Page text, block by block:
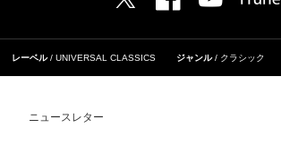
レーベル UNIVERSAL CLASSICS ジャンル クラシック
ニュースレター